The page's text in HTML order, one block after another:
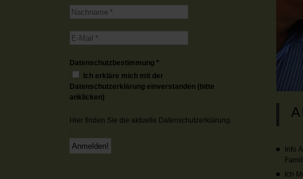
Datenschutzbestimmung *
Ich erkläre mich mit der
Datenschutzerklärung einverstanden (bitte
anklicken)
Hier finden Sie die aktuelle Datenschutzerklärung.
.
Info
Ich